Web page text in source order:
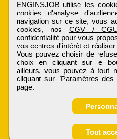
ENGINSJOB utilise les
cookies d'analyse
navigation sur ce site, vous
cookies, nos CGV / CGU
confidentialitépour vous
vos centres d'intérêt et
Vous pouvez choisir de
choix en cliquant sur le
ailleurs, vous pouvez à tout
cliquant sur "Paramètres
page.
Tout